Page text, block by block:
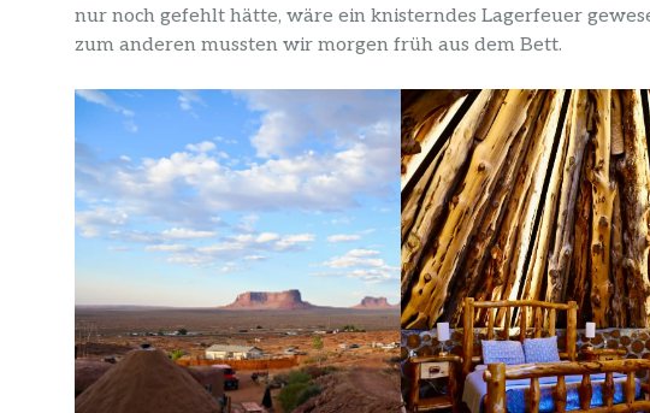
nur noch gefehlt hätte, wäre ein knisterndes Lagerfeuer
zum anderen mussten wir morgen früh aus dem Bett.